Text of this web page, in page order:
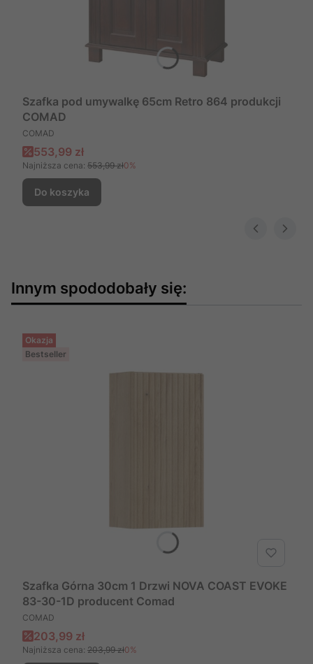
Szafka pod umywalkę 65cm Retro 864 produkcji
COMAD
PRODUCENT
COMAD
Cena promocyjna
553,99 zł
Najniższa cena: 553,99 zł0%
Do koszyka
Innym spododobały się:
Okazja
Bestseller
Szafka Górna 30cm 1 Drzwi NOVA COAST EVOKE
83-30-1D producent Comad
PRODUCENT
COMAD
Cena promocyjna
203,99 zł
Najniższa cena: 203,99 zł0%